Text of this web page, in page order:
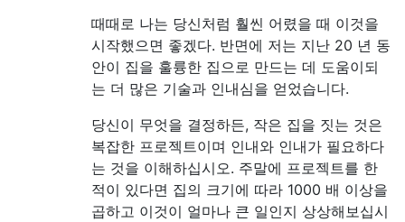
때때로 나는 당신처럼 훨씬 어렸을 때 이것을
시작했으면 좋겠다. 반면에 저는 지난 20 년 동
안이 집을 훌륭한 집으로 만드는 데 도움이되
는 더 많은 기술과 인내심을 얻었습니다.
당신이 무엇을 결정하든, 작은 집을 짓는 것은
복잡한 프로젝트이며 인내와 인내가 필요하다
는 것을 이해하십시오. 주말에 프로젝트를 한
적이 있다면 집의 크기에 따라 1000 배 이상을
곱하고 이것이 얼마나 큰 일인지 상상해보십시